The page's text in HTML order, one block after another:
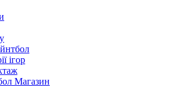
ігор
Магазин